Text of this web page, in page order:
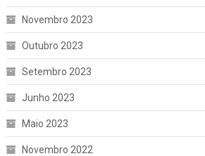
Novembro 2023
Outubro 2023
Setembro 2023
Junho 2023
Maio 2023
Novembro 2022